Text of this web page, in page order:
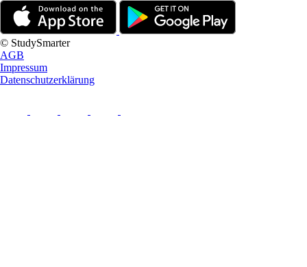
© StudySmarter
AGB
Impressum
Datenschutzerklärung